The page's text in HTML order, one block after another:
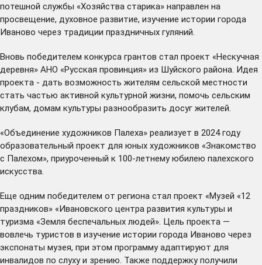
потешной службы «Хозяйства старика» направлен на
просвещение, духовное развитие, изучение истории города
Иваново через традиции праздничных гуляний.
Вновь победителем конкурса грантов стал проект «Нескучная
деревня» АНО «Русская провинция» из Шуйского района. Идея
проекта - дать возможность жителям сельской местности
стать частью активной культурной жизни, помочь сельским
клубам, домам культуры разнообразить досуг жителей.
«Объединение художников Палеха» реализует в 2024 году
образовательный проект для юных художников «Знакомство
с Палехом», приуроченный к 100-летнему юбилею палехского
искусства.
Еще одним победителем от региона стал проект «Музей «12
праздников» «Ивановского центра развития культуры и
туризма «Земля беспечальных людей». Цель проекта —
вовлечь туристов в изучение истории города Иваново через
экспонаты музея, при этом программу адаптируют для
инвалидов по слуху и зрению. Также поддержку получили